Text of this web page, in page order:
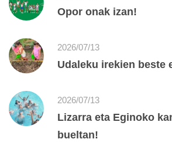
Opor onak izan!
2026/07/13
Udaleku irekien beste
2026/07/13
Lizarra eta Eginoko
bueltan!